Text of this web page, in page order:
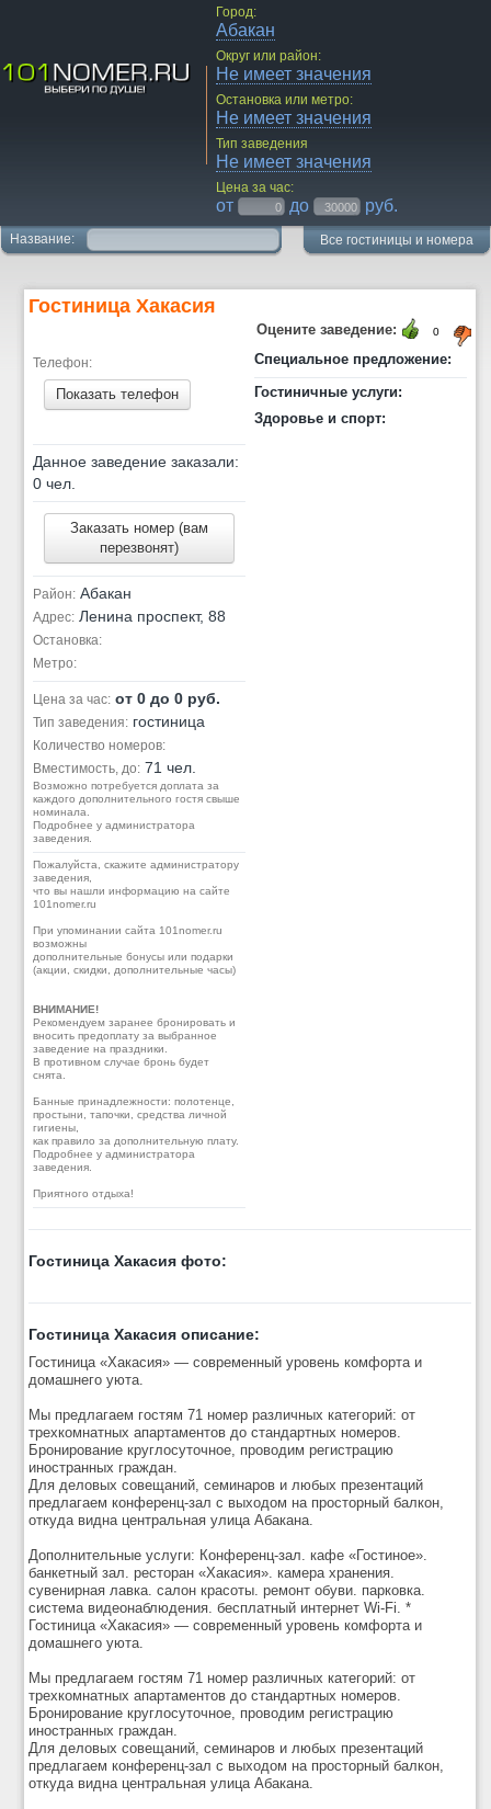
Город:
Абакан
Округ или район:
Не имеет значения
Остановка или метро:
Не имеет значения
Тип заведения
Не имеет значения
Цена за час:
от до руб.
Название: Все гостиницы и номера
Гостиница Хакасия
0
Оцените заведение:
Телефон:
Показать телефон
Данное заведение заказали:
0 чел.
Заказать номер (вам
перезвонят)
Район: Абакан
Адрес: Ленина проспект, 88
Остановка:
Метро:
Цена за час: от 0 до 0 руб.
Тип заведения: гостиница
Количество номеров:
Вместимость, до: 71 чел.
Возможно потребуется доплата за
каждого дополнительного гостя свыше
номинала.
Подробнее у администратора
заведения.
Пожалуйста, скажите администратору
заведения,
что вы нашли информацию на сайте
101nomer.ru
При упоминании сайта 101nomer.ru
возможны
дополнительные бонусы или подарки
(акции, скидки, дополнительные часы)
ВНИМАНИЕ!
Рекомендуем заранее бронировать и
вносить предоплату за выбранное
заведение на праздники.
В противном случае бронь будет
снята.
Банные принадлежности: полотенце,
простыни, тапочки, средства личной
гигиены,
как правило за дополнительную плату.
Подробнее у администратора
заведения.
Приятного отдыха!
Специальное предложение:
Гостиничные услуги:
Здоровье и спорт:
Гостиница Хакасия фото:
Гостиница Хакасия описание:
Гостиница «Хакасия» — современный уровень комфорта и
домашнего уюта.
Мы предлагаем гостям 71 номер различных категорий: от
трехкомнатных апартаментов до стандартных номеров.
Бронирование круглосуточное, проводим регистрацию
иностранных граждан.
Для деловых совещаний, семинаров и любых презентаций
предлагаем конференц-зал с выходом на просторный балкон,
откуда видна центральная улица Абакана.
Дополнительные услуги: Конференц-зал. кафе «Гостиное».
банкетный зал. ресторан «Хакасия». камера хранения.
сувенирная лавка. салон красоты. ремонт обуви. парковка.
система видеонаблюдения. бесплатный интернет Wi-Fi. *
Гостиница «Хакасия» — современный уровень комфорта и
домашнего уюта.
Мы предлагаем гостям 71 номер различных категорий: от
трехкомнатных апартаментов до стандартных номеров.
Бронирование круглосуточное, проводим регистрацию
иностранных граждан.
Для деловых совещаний, семинаров и любых презентаций
предлагаем конференц-зал с выходом на просторный балкон,
откуда видна центральная улица Абакана.